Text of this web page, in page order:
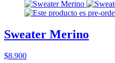
Sweater Merino
$8.900